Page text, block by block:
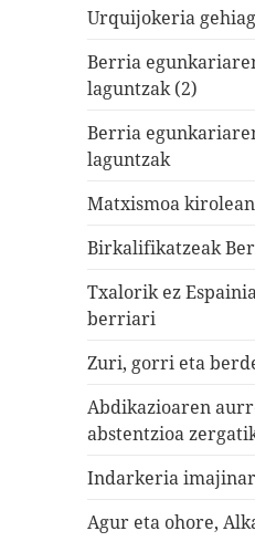
Urquijokeria
Berria
laguntzak (2)
Berria
laguntzak
Matxismoa kirolean
Birkalifikatzeak
Txalorik ez
berriari
Zuri, gorri eta
Abdikazioaren
abstentzioa
Indarkeria
Agur eta ohore,